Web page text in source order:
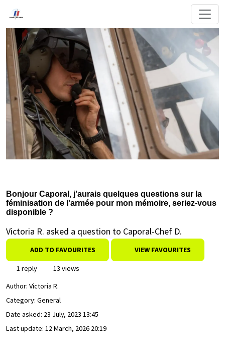
Bonjour Caporal, j'aurais quelques questions sur la
féminisation de l'armée pour mon mémoire, seriez-vous
disponible ?
Victoria R. asked a question to Caporal-Chef D.
ADD TO FAVOURITES VIEW FAVOURITES
1 reply
13 views
Author: Victoria R.
Category: General
Date asked: 23 July, 2023 13:45
Last update: 12 March, 2026 20:19